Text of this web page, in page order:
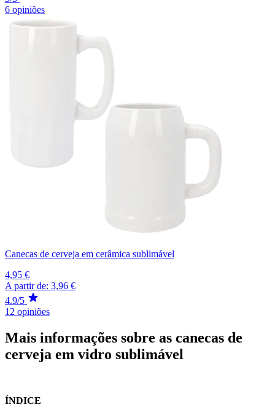
6 opiniões
Canecas de cerveja em cerâmica sublimável
4,95 €
A partir de: 3,96 €
4.9/5
12 opiniões
Mais informações sobre as canecas de
cerveja em vidro sublimável
ÍNDICE